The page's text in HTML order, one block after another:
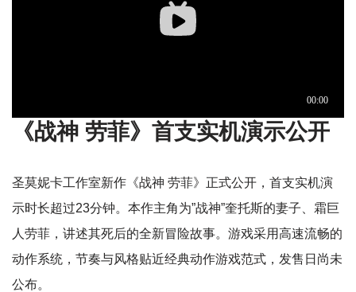
《战神 劳菲》首支实机演示公开
圣莫妮卡工作室新作《战神 劳菲》正式公开，首支实机演
示时长超过23分钟。本作主角为”战神”奎托斯的妻子、霜巨
人劳菲，讲述其死后的全新冒险故事。游戏采用高速流畅的
动作系统，节奏与风格贴近经典动作游戏范式，发售日尚未
公布。